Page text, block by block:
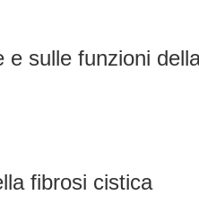
e sulle funzioni
fibrosi cistica